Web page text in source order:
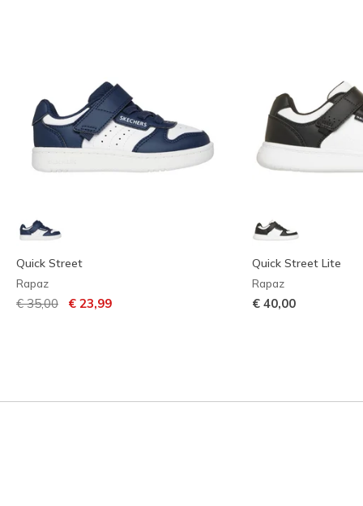
Quick Street
Rapaz
Preço com desconto de
€ 35,00 para
€ 23,99
Quick Street Lite
Rapaz
€ 40,00